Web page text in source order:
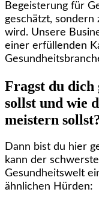
Begeisterung für
geschätzt, sondern
wird. Unsere
einer erfüllenden
Fragst du dich
sollst und wie
meistern
Dann bist du hier
kann der
Gesundheitswelt
ähnlichen Hürden: